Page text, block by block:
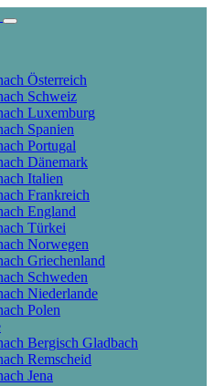
Österreich
Schweiz
Luxemburg
Spanien
Portugal
Dänemark
Italien
Frankreich
England
Türkei
Norwegen
Griechenland
Schweden
Niederlande
Polen
Bergisch Gladbach
Remscheid
Jena